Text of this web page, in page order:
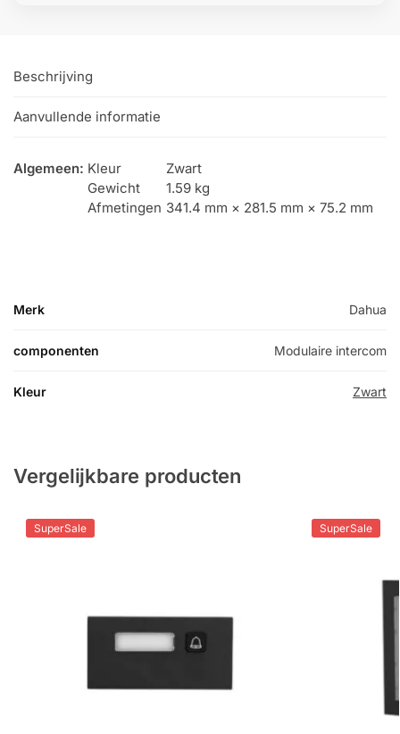
Beschrijving
Aanvullende informatie
Algemeen: Kleur
Zwart
Gewicht
1.59 kg
Afmetingen 341.4 mm × 281.5 mm × 75.2 mm
Merk Dahua
componenten Modulaire intercom
Kleur Zwart
Vergelijkbare producten
SuperSale SuperSale